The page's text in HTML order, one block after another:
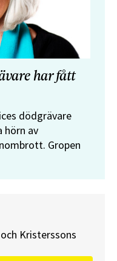
har fått
dödgrävare
av
Gropen
Kristerssons